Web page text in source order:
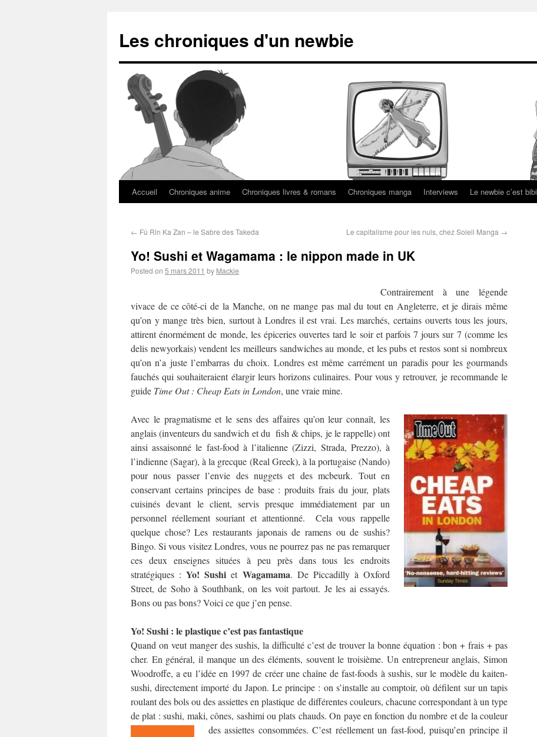
Les chroniques d'un newbie
Accueil Chroniques anime Chroniques livres & romans Chroniques manga Interviews Le newbie c’est bibi
← Fû Rin Ka Zan – le Sabre des Takeda Le capitalisme pour les nuls, chez Soleil Manga →
Yo! Sushi et Wagamama : le nippon made in UK
Posted on 5 mars 2011 by Mackie
Contrairement à une légende
vivace de ce côté-ci de la Manche, on ne mange pas mal du tout en Angleterre, et je dirais même
qu’on y mange très bien, surtout à Londres il est vrai. Les marchés, certains ouverts tous les jours,
attirent énormément de monde, les épiceries ouvertes tard le soir et parfois 7 jours sur 7 (comme les
delis newyorkais) vendent les meilleurs sandwiches au monde, et les pubs et restos sont si nombreux
qu’on n’a juste l’embarras du choix. Londres est même carrément un paradis pour les gourmands
fauchés qui souhaiteraient élargir leurs horizons culinaires. Pour vous y retrouver, je recommande le
guide Time Out : Cheap Eats in London, une vraie mine.
Avec le pragmatisme et le sens des affaires qu’on leur connaît, les
anglais (inventeurs du sandwich et du fish & chips, je le rappelle) ont
ainsi assaisonné le fast-food à l’italienne (Zizzi, Strada, Prezzo), à
l’indienne (Sagar), à la grecque (Real Greek), à la portugaise (Nando)
pour nous passer l’envie des nuggets et des mcbeurk. Tout en
conservant certains principes de base : produits frais du jour, plats
cuisinés devant le client, servis presque immédiatement par un
personnel réellement souriant et attentionné. Cela vous rappelle
quelque chose? Les restaurants japonais de ramens ou de sushis?
Bingo. Si vous visitez Londres, vous ne pourrez pas ne pas remarquer
ces deux enseignes situées à peu près dans tous les endroits
stratégiques :Yo! Sushi et Wagamama. De Piccadilly à Oxford
Street, de Soho à Southbank, on les voit partout. Je les ai essayés.
Bons ou pas bons? Voici ce que j’en pense.
Yo! Sushi : le plastique c’est pas fantastique
Quand on veut manger des sushis, la difficulté c’est de trouver la bonne équation : bon + frais + pas
cher. En général, il manque un des éléments, souvent le troisième. Un entrepreneur anglais, Simon
Woodroffe, a eu l’idée en 1997 de créer une chaîne de fast-foods à sushis, sur le modèle du kaiten-
sushi, directement importé du Japon. Le principe : on s’installe au comptoir, où défilent sur un tapis
roulant des bols ou des assiettes en plastique de différentes couleurs, chacune correspondant à un type
de plat : sushi, maki, cônes, sashimi ou plats chauds. On paye en fonction du nombre et de la couleur
des assiettes consommées. C’est réellement un fast-food, puisqu’en principe il